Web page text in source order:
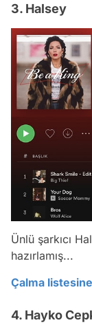
3. Halsey
Ünlü şarkıcı
hazırlamış...
Çalma
4. Hayko